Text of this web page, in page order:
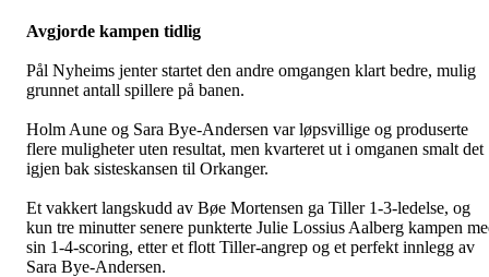
Avgjorde kampen tidlig
Pål Nyheims jenter startet den andre omgangen klart bedre, mulig
grunnet antall spillere på banen.
Holm Aune og Sara Bye-Andersen var løpsvillige og produserte
flere muligheter uten resultat, men kvarteret ut i omganen smalt det
igjen bak sisteskansen til Orkanger.
Et vakkert langskudd av Bøe Mortensen ga Tiller 1-3-ledelse, og
kun tre minutter senere punkterte Julie Lossius Aalberg kampen
sin 1-4-scoring, etter et flott Tiller-angrep og et perfekt innlegg av
Sara Bye-Andersen.